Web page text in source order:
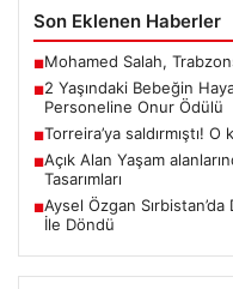
Son Eklenen Haberler
■Mohamed Salah,
■2 Yaşındaki Bebeğin
Personeline Onur Ödülü
■Torreira’ya saldırmıştı!
■Açık Alan Yaşam
Tasarımları
■Aysel Özgan
İle Döndü